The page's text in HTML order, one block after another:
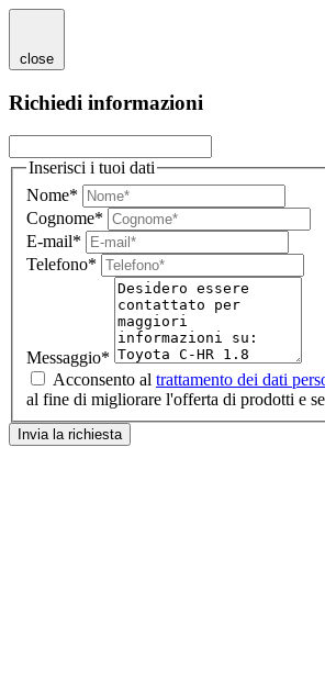
close
Richiedi informazioni
Inserisci i tuoi dati
Nome*
Cognome*
E-mail*
Telefono*
Messaggio*
Acconsento al trattamento dei dati
al fine di migliorare l'offerta di prodotti e
Invia la richiesta